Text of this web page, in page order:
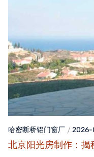
哈密断桥铝门窗厂 2026-
北京阳光房制作：